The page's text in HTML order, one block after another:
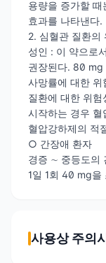
용량을 증가할
효과를 나타낸다.
2. 심혈관 질환의
성인 : 이 약으로
권장된다. 80 mg
사망률에 대한
질환에 대한 위
시작하는 경우 혈
혈압강하제의 적
○ 간장애 환자
경증 ∼ 중등도의
1일 1회 40 mg을
사용상 주의